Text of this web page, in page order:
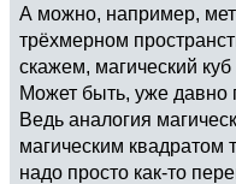
А можно, например,
трёхмерном
скажем, магический
Может быть, уже давно
Ведь аналогия
магическим квадратом
надо просто как-то